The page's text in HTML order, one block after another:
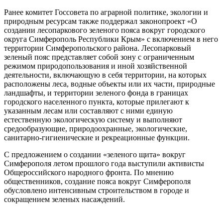
Ранее комитет Госсовета по аграрной политике, экологии и
природным ресурсам также поддержал законопроект «О
создании лесопаркового зеленого пояса вокруг городского
округа Симферополь Республики Крым» с включением в него
территории Симферопольского района. Лесопарковый
зеленый пояс представляет собой зону с ограниченным
режимом природопользования и иной хозяйственной
деятельности, включающую в себя территории, на которых
расположены леса, водные объекты или их части, природные
ландшафты, и территории зеленого фонда в границах
городского населенного пункта, которые прилегают к
указанным лесам или составляют с ними единую
естественную экологическую систему и выполняют
средообразующие, природоохранные, экологические,
санитарно-гигиенические и рекреационные функции.
С предложением о создании «зеленого щита» вокруг
Симферополя летом прошлого года выступили активисты
Общероссийского народного фронта. По мнению
общественников, создание пояса вокруг Симферополя
обусловлено интенсивным строительством в городе и
сокращением зеленых насаждений.